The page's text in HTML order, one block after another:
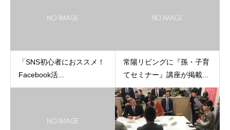
「SNS初心者におススメ！
Facebook活...
常陽リビングに『孫・子育
てセミナー』講座が掲載...